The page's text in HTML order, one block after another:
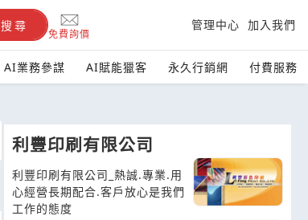
搜尋
免費詢價
管理中心 加入我們
AI業務參謀 AI賦能獵客 永久行銷網 付費服務
利豐印刷有限公司
利豐印刷有限公司_熱誠.專業.用
心經營長期配合.客戶放心是我們
工作的態度